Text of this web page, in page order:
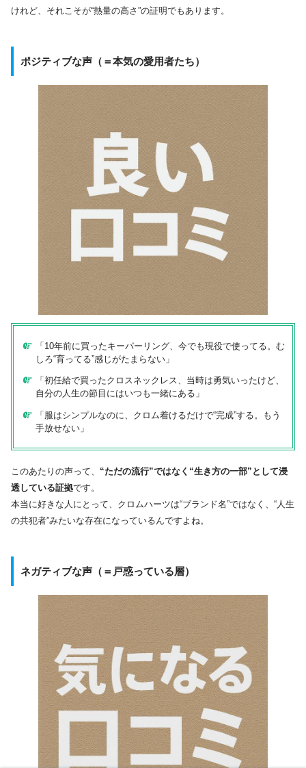
けれど、それこそが“熱量の高さ”の証明でもあります。
ポジティブな声（＝本気の愛用者たち）
「10年前に買ったキーパーリング、今でも現役で使ってる。む
しろ“育ってる”感じがたまらない」
「初任給で買ったクロスネックレス、当時は勇気いったけど、
自分の人生の節目にはいつも一緒にある」
「服はシンプルなのに、クロム着けるだけで“完成”する。もう
手放せない」
このあたりの声って、 “ただの流行”ではなく“生き方の一部”として浸
透している証拠です。
本当に好きな人にとって、クロムハーツは“ブランド名”ではなく、“人生
の共犯者”みたいな存在になっているんですよね。
ネガティブな声（＝戸惑っている層）